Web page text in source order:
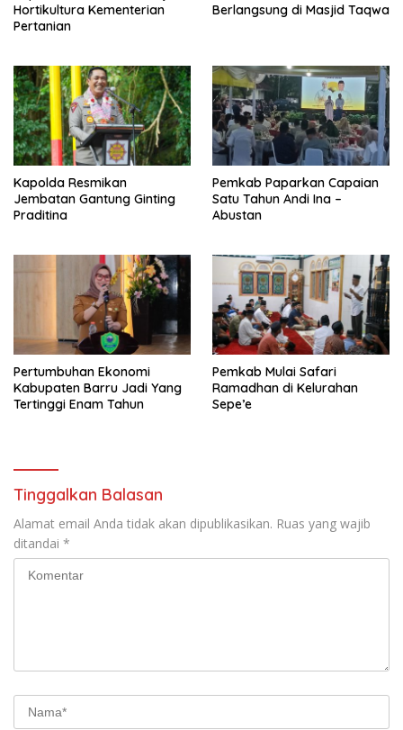
Hortikultura Kementerian
Pertanian
Berlangsung di Masjid Taqwa
Kapolda Resmikan
Jembatan Gantung Ginting
Praditina
Pemkab Paparkan Capaian
Satu Tahun Andi Ina –
Abustan
Pertumbuhan Ekonomi
Kabupaten Barru Jadi Yang
Tertinggi Enam Tahun
Pemkab Mulai Safari
Ramadhan di Kelurahan
Sepe’e
Tinggalkan Balasan
Alamat email Anda tidak akan dipublikasikan. Ruas yang wajib
ditandai *